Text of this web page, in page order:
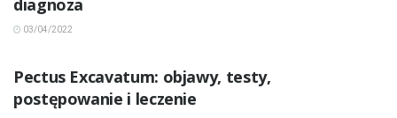
diagnoza
03/04/2022
Pectus Excavatum: objawy, testy,
postępowanie i leczenie